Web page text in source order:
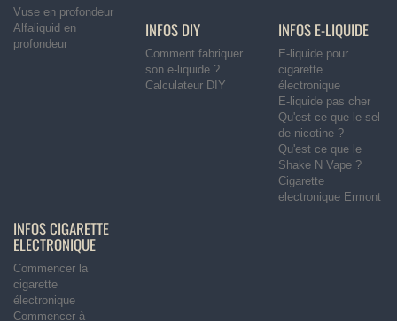
Vuse en profondeur
Alfaliquid en
profondeur
INFOS DIY
Comment fabriquer
son e-liquide ?
Calculateur DIY
INFOS E-LIQUIDE
E-liquide pour
cigarette
électronique
E-liquide pas cher
Qu'est ce que le sel
de nicotine ?
Qu'est ce que le
Shake N Vape ?
Cigarette
electronique Ermont
INFOS CIGARETTE
ELECTRONIQUE
Commencer la
cigarette
électronique
Commencer à